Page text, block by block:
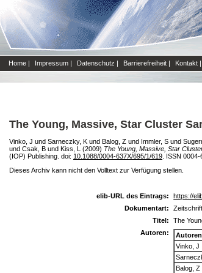
Home | Impressum | Datenschutz | Barrierefreiheit | Kontakt |
The Young, Massive, Star Cluster
Vinko, J und Sarneczky, K und Balog, Z und Immler, S und
und Csak, B und Kiss, L (2009) The Young, Massive, Star
(IOP) Publishing. doi: 10.1088/0004-637X/695/1/619 . ISSN 0004-
Dieses Archiv kann nicht den Volltext zur Verfügung stellen.
elib-URL des Eintrags:
https://
Dokumentart:
Titel:
The
Autoren:
Autoren
Vinko, J
Balog, Z